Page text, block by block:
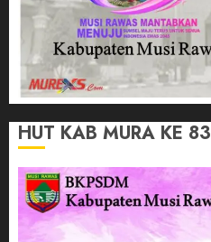
HUT KAB MURA KE 83